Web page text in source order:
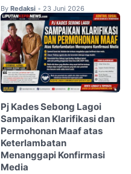
By Redaksi • 23 Juni 2026
Pj Kades Sebong Lagoi
Sampaikan Klarifikasi dan
Permohonan Maaf atas
Keterlambatan
Menanggapi Konfirmasi
Media